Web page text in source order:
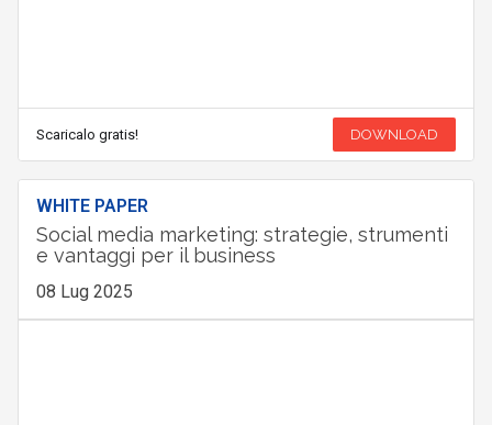
Scaricalo gratis! DOWNLOAD
WHITE PAPER
Social media marketing: strategie, strumenti
e vantaggi per il business
08 Lug 2025